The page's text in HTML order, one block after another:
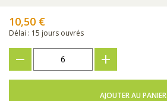
10,50 €
Délai : 15 jours ouvrés
AJOUTER AU PANIER